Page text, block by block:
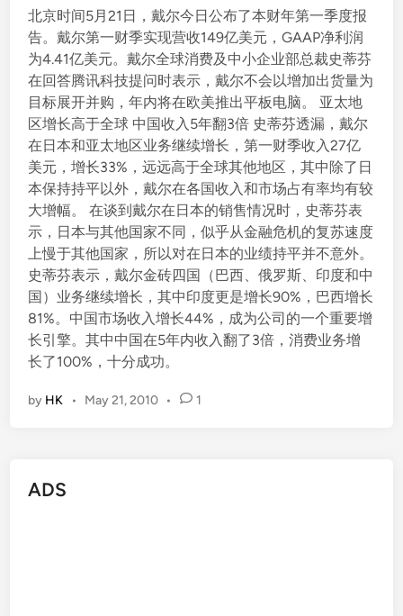
d
i
n
北京时间5月21日，戴尔今日公布了本财年第一季度报
告。戴尔第一财季实现营收149亿美元，GAAP净利润
为4.41亿美元。戴尔全球消费及中小企业部总裁史蒂芬
在回答腾讯科技提问时表示，戴尔不会以增加出货量为
目标展开并购，年内将在欧美推出平板电脑。 亚太地
区增长高于全球 中国收入5年翻3倍 史蒂芬透漏，戴尔
在日本和亚太地区业务继续增长，第一财季收入27亿
美元，增长33%，远远高于全球其他地区，其中除了日
本保持持平以外，戴尔在各国收入和市场占有率均有较
大增幅。 在谈到戴尔在日本的销售情况时，史蒂芬表
示，日本与其他国家不同，似乎从金融危机的复苏速度
上慢于其他国家，所以对在日本的业绩持平并不意外。
史蒂芬表示，戴尔金砖四国（巴西、俄罗斯、印度和中
国）业务继续增长，其中印度更是增长90%，巴西增长
81%。中国市场收入增长44%，成为公司的一个重要增
长引擎。其中中国在5年内收入翻了3倍，消费业务增
长了100%，十分成功。
by HK • May 21, 2010 • 1
ADS